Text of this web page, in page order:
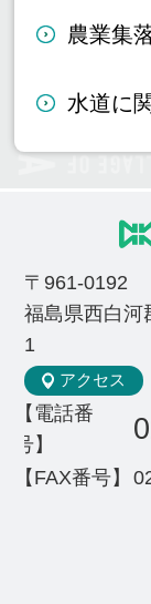
農業集
水道に
〒961-0192
福島県西白河
1
アクセス
【電話番
号】
【FAX番号】